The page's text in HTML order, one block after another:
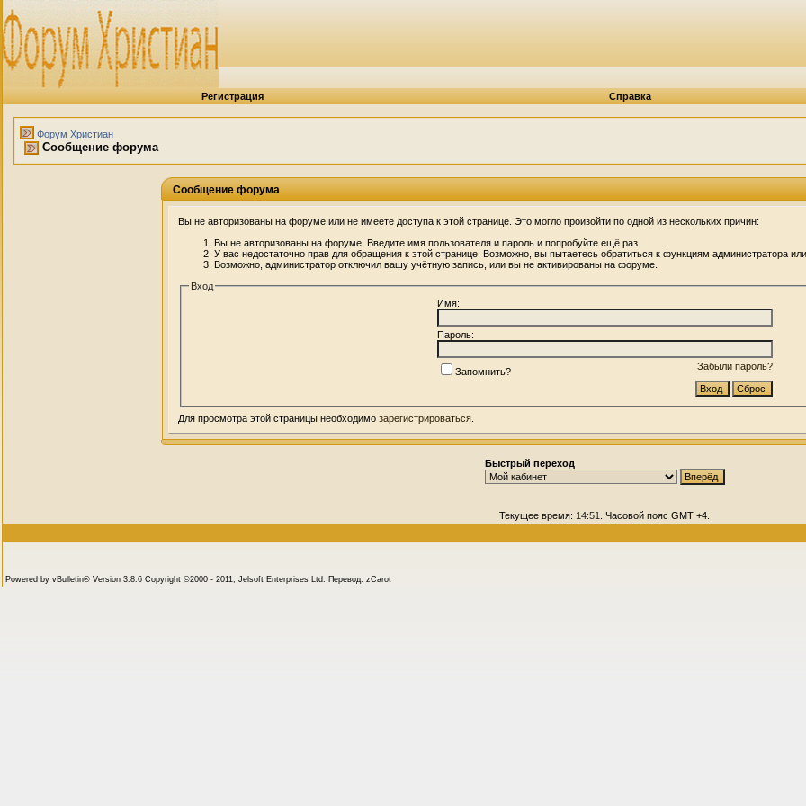
Регистрация Справка
Форум Христиан
Сообщение форума
Сообщение форума
Вы не авторизованы на форуме или не имеете доступа к этой странице. Это могло произойти по одной из нескольких причин:
Вы не авторизованы на форуме. Введите имя пользователя и пароль и попробуйте ещё раз.
У вас недостаточно прав для обращения к этой странице. Возможно, вы пытаетесь обратиться к функциям администратора
Возможно, администратор отключил вашу учётную запись, или вы не активированы на форуме.
Вход
Имя:
Пароль:
Забыли пароль?
Запомнить?
Для просмотра этой страницы необходимо зарегистрироваться.
Быстрый переход
Текущее время: 14:51 . Часовой пояс GMT +4.
Powered by vBulletin® Version 3.8.6 Copyright ©2000 - 2011, Jelsoft Enterprises Ltd. Перевод: zCarot